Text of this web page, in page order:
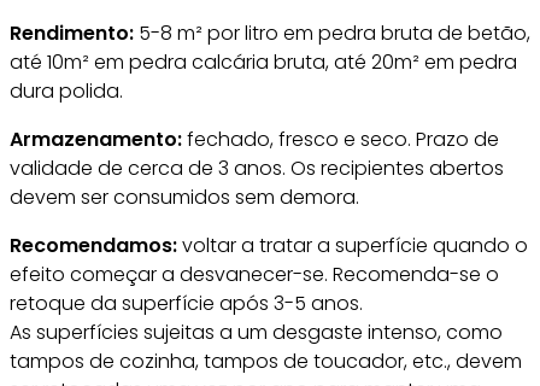
Rendimento: 5-8 m² por litro em pedra bruta de betão,
até 10m² em pedra calcária bruta, até 20m² em pedra
dura polida.
Armazenamento:fechado, fresco e seco. Prazo de
validade de cerca de 3 anos. Os recipientes abertos
devem ser consumidos sem demora.
Recomendamos:voltar a tratar a superfície quando o
efeito começar a desvanecer-se. Recomenda-se o
retoque da superfície após 3-5 anos.
As superfícies sujeitas a um desgaste intenso, como
tampos de cozinha, tampos de toucador, etc., devem